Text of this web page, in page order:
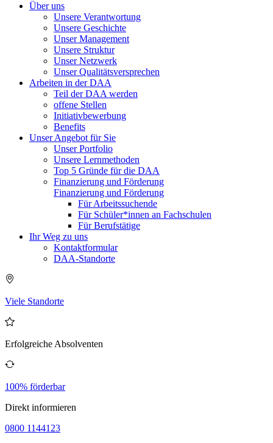
Über uns
Unsere Verantwortung
Unsere Geschichte
Unser Management
Unsere Struktur
Unser Netzwerk
Unser Qualitätsversprechen
Arbeiten in der DAA
Teil der DAA werden
offene Stellen
Initiativbewerbung
Benefits
Unser Angebot für Sie
Unser Portfolio
Unsere Lernmethoden
Top 5 Gründe für die DAA
Finanzierung und Förderung
Finanzierung und Förderung
Für Arbeitssuchende
Für Schüler*innen an Fachschulen
Für Berufstätige
Ihr Weg zu uns
Kontaktformular
DAA-Standorte
Viele Standorte
Erfolgreiche Absolventen
100% förderbar
Direkt informieren
0800 1144123